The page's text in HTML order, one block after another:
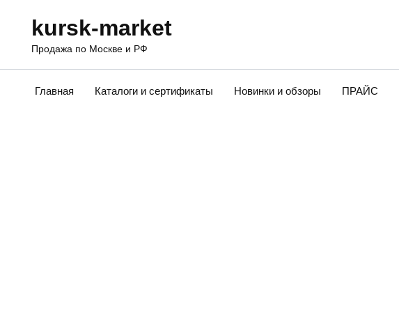
kursk-market
Продажа по Москве и РФ
Главная Каталоги и сертификаты Новинки и обзоры ПРАЙС